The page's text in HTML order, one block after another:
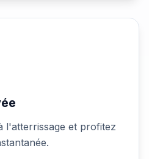
l'atterrissage et profitez